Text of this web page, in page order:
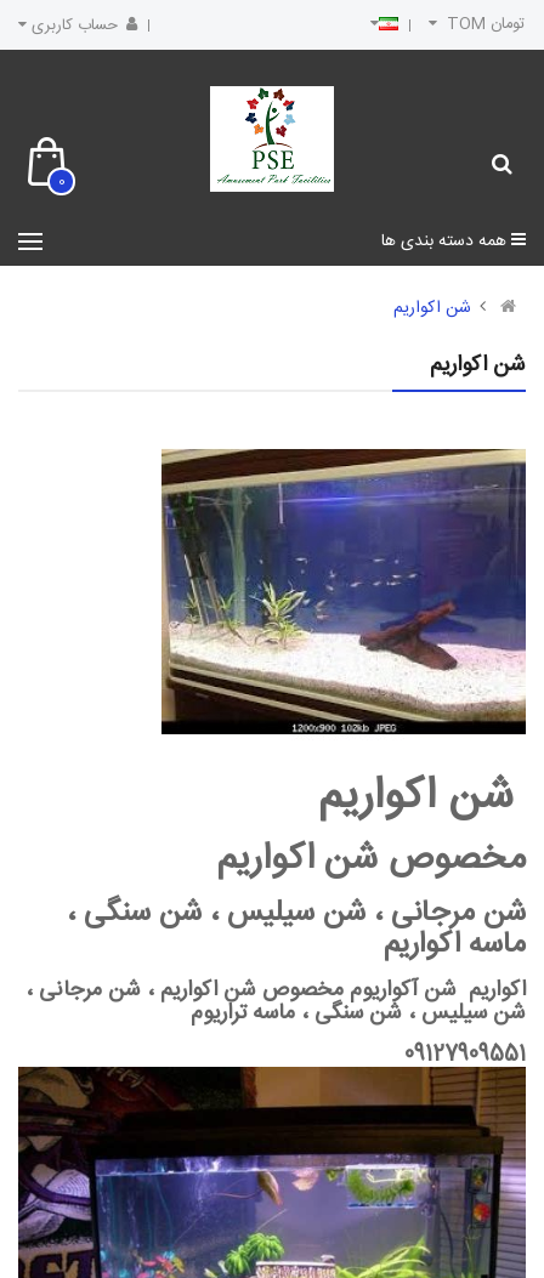
تومان TOM حساب کاربری
0
شن اکواریم
شن اکواریم
شن اکواریم
مخصوص شن اکواریم
شن مرجانی ، شن سیلیس ، شن سنگی ،
ماسه اکواریم
اکواریم شن آکواریوم مخصوص شن اکواریم ، شن مرجانی ،
شن سیلیس ، شن سنگی ، ماسه تراریوم
09127909551